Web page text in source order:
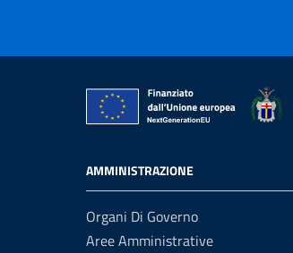
AMMINISTRAZIONE
Organi Di Governo
Aree Amministrative